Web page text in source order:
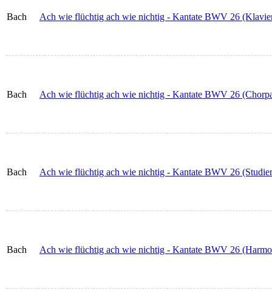
Bach Ach wie flüchtig ach wie nichtig - Kantate BWV 26
Bach Ach wie flüchtig ach wie nichtig - Kantate BWV 26
Bach Ach wie flüchtig ach wie nichtig - Kantate BWV 26
Bach Ach wie flüchtig ach wie nichtig - Kantate BWV 26